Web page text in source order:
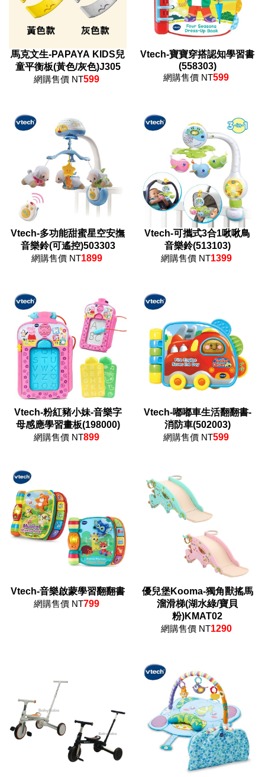
馬克文生-PAPAYA KIDS兒
童平衡板(黃色/灰色)J305
網購售價 NT599
Vtech-寶寶穿搭認知學習書
(558303)
網購售價 NT599
Vtech-多功能甜蜜星空安撫
音樂鈴(可遙控)503303
網購售價 NT1899
Vtech-可攜式3合1啾啾鳥
音樂鈴(513103)
網購售價 NT1399
Vtech-粉紅豬小妹-音樂字
母感應學習畫板(198000)
網購售價 NT899
Vtech-嘟嘟車生活翻翻書-
消防車(502003)
網購售價 NT599
Vtech-音樂啟蒙學習翻翻書
網購售價 NT799
優兒堡Kooma-獨角獸搖馬
溜滑梯(湖水綠/寶貝
粉)KMAT02
網購售價 NT1290